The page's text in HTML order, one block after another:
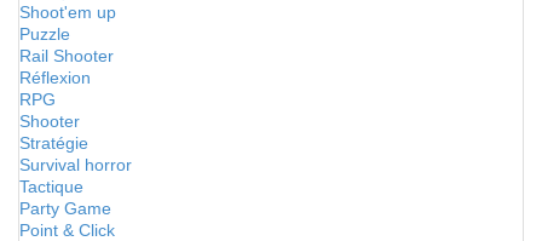
Shoot'em up
Puzzle
Rail Shooter
Réflexion
RPG
Shooter
Stratégie
Survival horror
Tactique
Party Game
Point & Click